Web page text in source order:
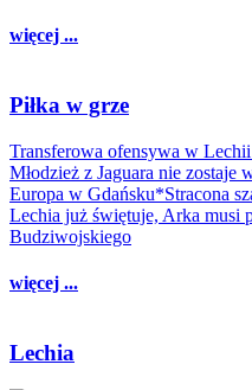
więcej ...
Piłka w grze
Transferowa ofensywa w
Młodzież z Jaguara nie zostaje
Europa w Gdańsku*Stracona
Lechia już świętuje, Arka musi
Budziwojskiego
więcej ...
Lechia